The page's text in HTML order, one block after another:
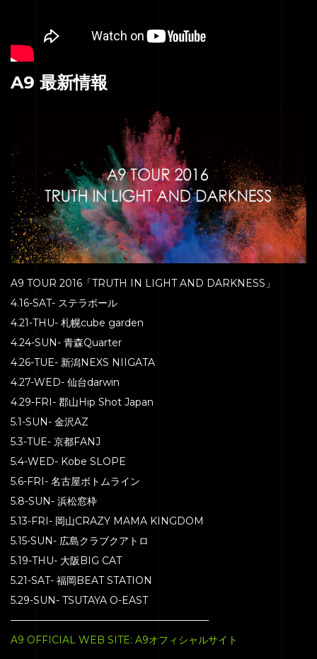
SERVICE
CONTACT
A9 最新情報
A9 TOUR 2016「TRUTH IN LIGHT AND DARKNESS」
4.16-SAT- ステラボール
4.21-THU- 札幌cube garden
4.24-SUN- 青森Quarter
4.26-TUE- 新潟NEXS NIIGATA
4.27-WED- 仙台darwin
4.29-FRI- 郡山Hip Shot Japan
5.1-SUN- 金沢AZ
5.3-TUE- 京都FANJ
5.4-WED- Kobe SLOPE
5.6-FRI- 名古屋ボトムライン
5.8-SUN- 浜松窓枠
5.13-FRI- 岡山CRAZY MAMA KINGDOM
5.15-SUN- 広島クラブクアトロ
5.19-THU- 大阪BIG CAT
5.21-SAT- 福岡BEAT STATION
5.29-SUN- TSUTAYA O-EAST
————————————————————
A9 OFFICIAL WEB SITE: A9オフィシャルサイト